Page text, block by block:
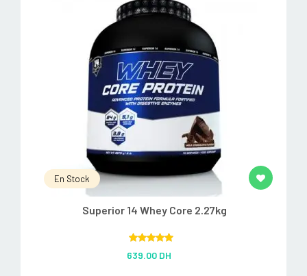
En Stock
Superior 14 Whey Core 2.27kg
out of 5
639.00 DH